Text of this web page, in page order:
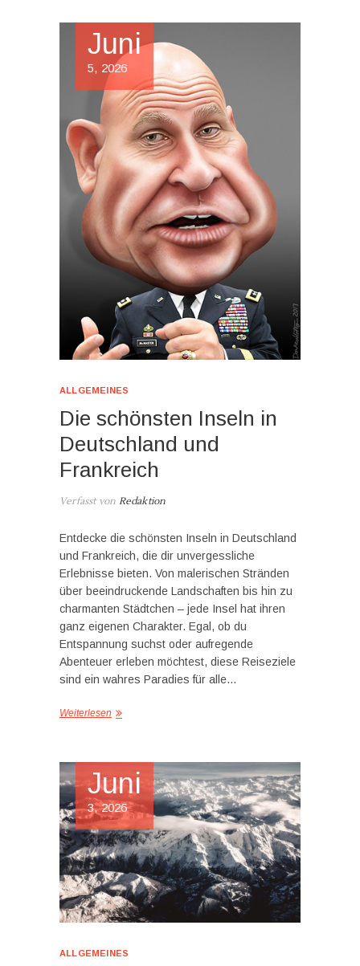
Juni
5, 2026
ALLGEMEINES
Die schönsten Inseln in
Deutschland und
Frankreich
Verfasst von Redaktion
Entdecke die schönsten Inseln in Deutschland
und Frankreich, die dir unvergessliche
Erlebnisse bieten. Von malerischen Stränden
über beeindruckende Landschaften bis hin zu
charmanten Städtchen – jede Insel hat ihren
ganz eigenen Charakter. Egal, ob du
Entspannung suchst oder aufregende
Abenteuer erleben möchtest, diese Reiseziele
sind ein wahres Paradies für alle…
Weiterlesen
Juni
3, 2026
ALLGEMEINES